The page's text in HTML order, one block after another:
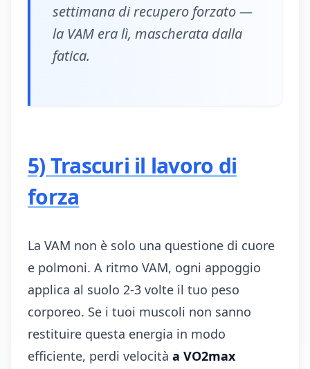
settimana di recupero forzato —
la VAM era lì, mascherata dalla
fatica.
5) Trascuri il lavoro di
forza
La VAM non è solo una questione di cuore
e polmoni. A ritmo VAM, ogni appoggio
applica al suolo 2-3 volte il tuo peso
corporeo. Se i tuoi muscoli non sanno
restituire questa energia in modo
efficiente, perdi velocità a VO2max